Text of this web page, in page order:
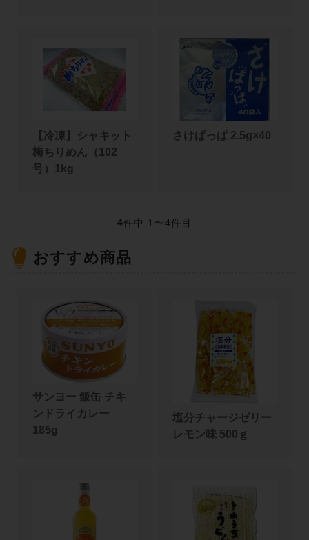
【冷凍】シャキット
梅ちりめん（102
号）1kg
さけぱっぱ 2.5g×40
4件中 1〜4件目
おすすめ商品
サンヨー 飯缶 チキ
ンドライカレー
185g
塩分チャージゼリー
レモン味 500ｇ